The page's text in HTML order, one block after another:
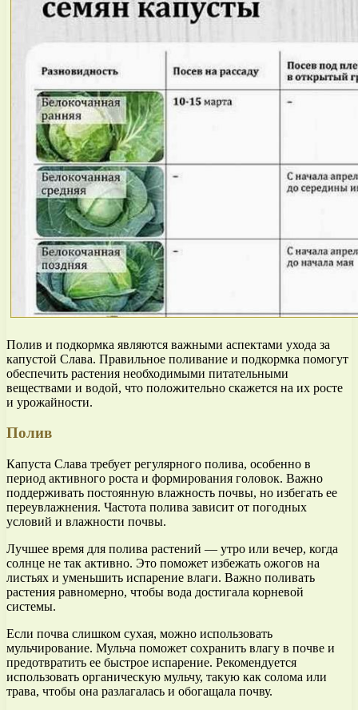
Полив и подкормка являются важными аспектами ухода за
капустой Слава. Правильное поливание и подкормка помогут
обеспечить растения необходимыми питательными
веществами и водой, что положительно скажется на их росте
и урожайности.
Полив
Капуста Слава требует регулярного полива, особенно в
период активного роста и формирования головок. Важно
поддерживать постоянную влажность почвы, но избегать ее
переувлажнения. Частота полива зависит от погодных
условий и влажности почвы.
Лучшее время для полива растений — утро или вечер, когда
солнце не так активно. Это поможет избежать ожогов на
листьях и уменьшить испарение влаги. Важно поливать
растения равномерно, чтобы вода достигала корневой
системы.
Если почва слишком сухая, можно использовать
мульчирование. Мульча поможет сохранить влагу в почве и
предотвратить ее быстрое испарение. Рекомендуется
использовать органическую мульчу, такую как солома или
трава, чтобы она разлагалась и обогащала почву.